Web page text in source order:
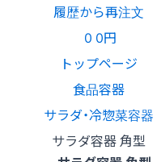
履歴から再注文
0 0円
トップページ
食品容器
サラダ・冷惣菜容器
サラダ容器 角型